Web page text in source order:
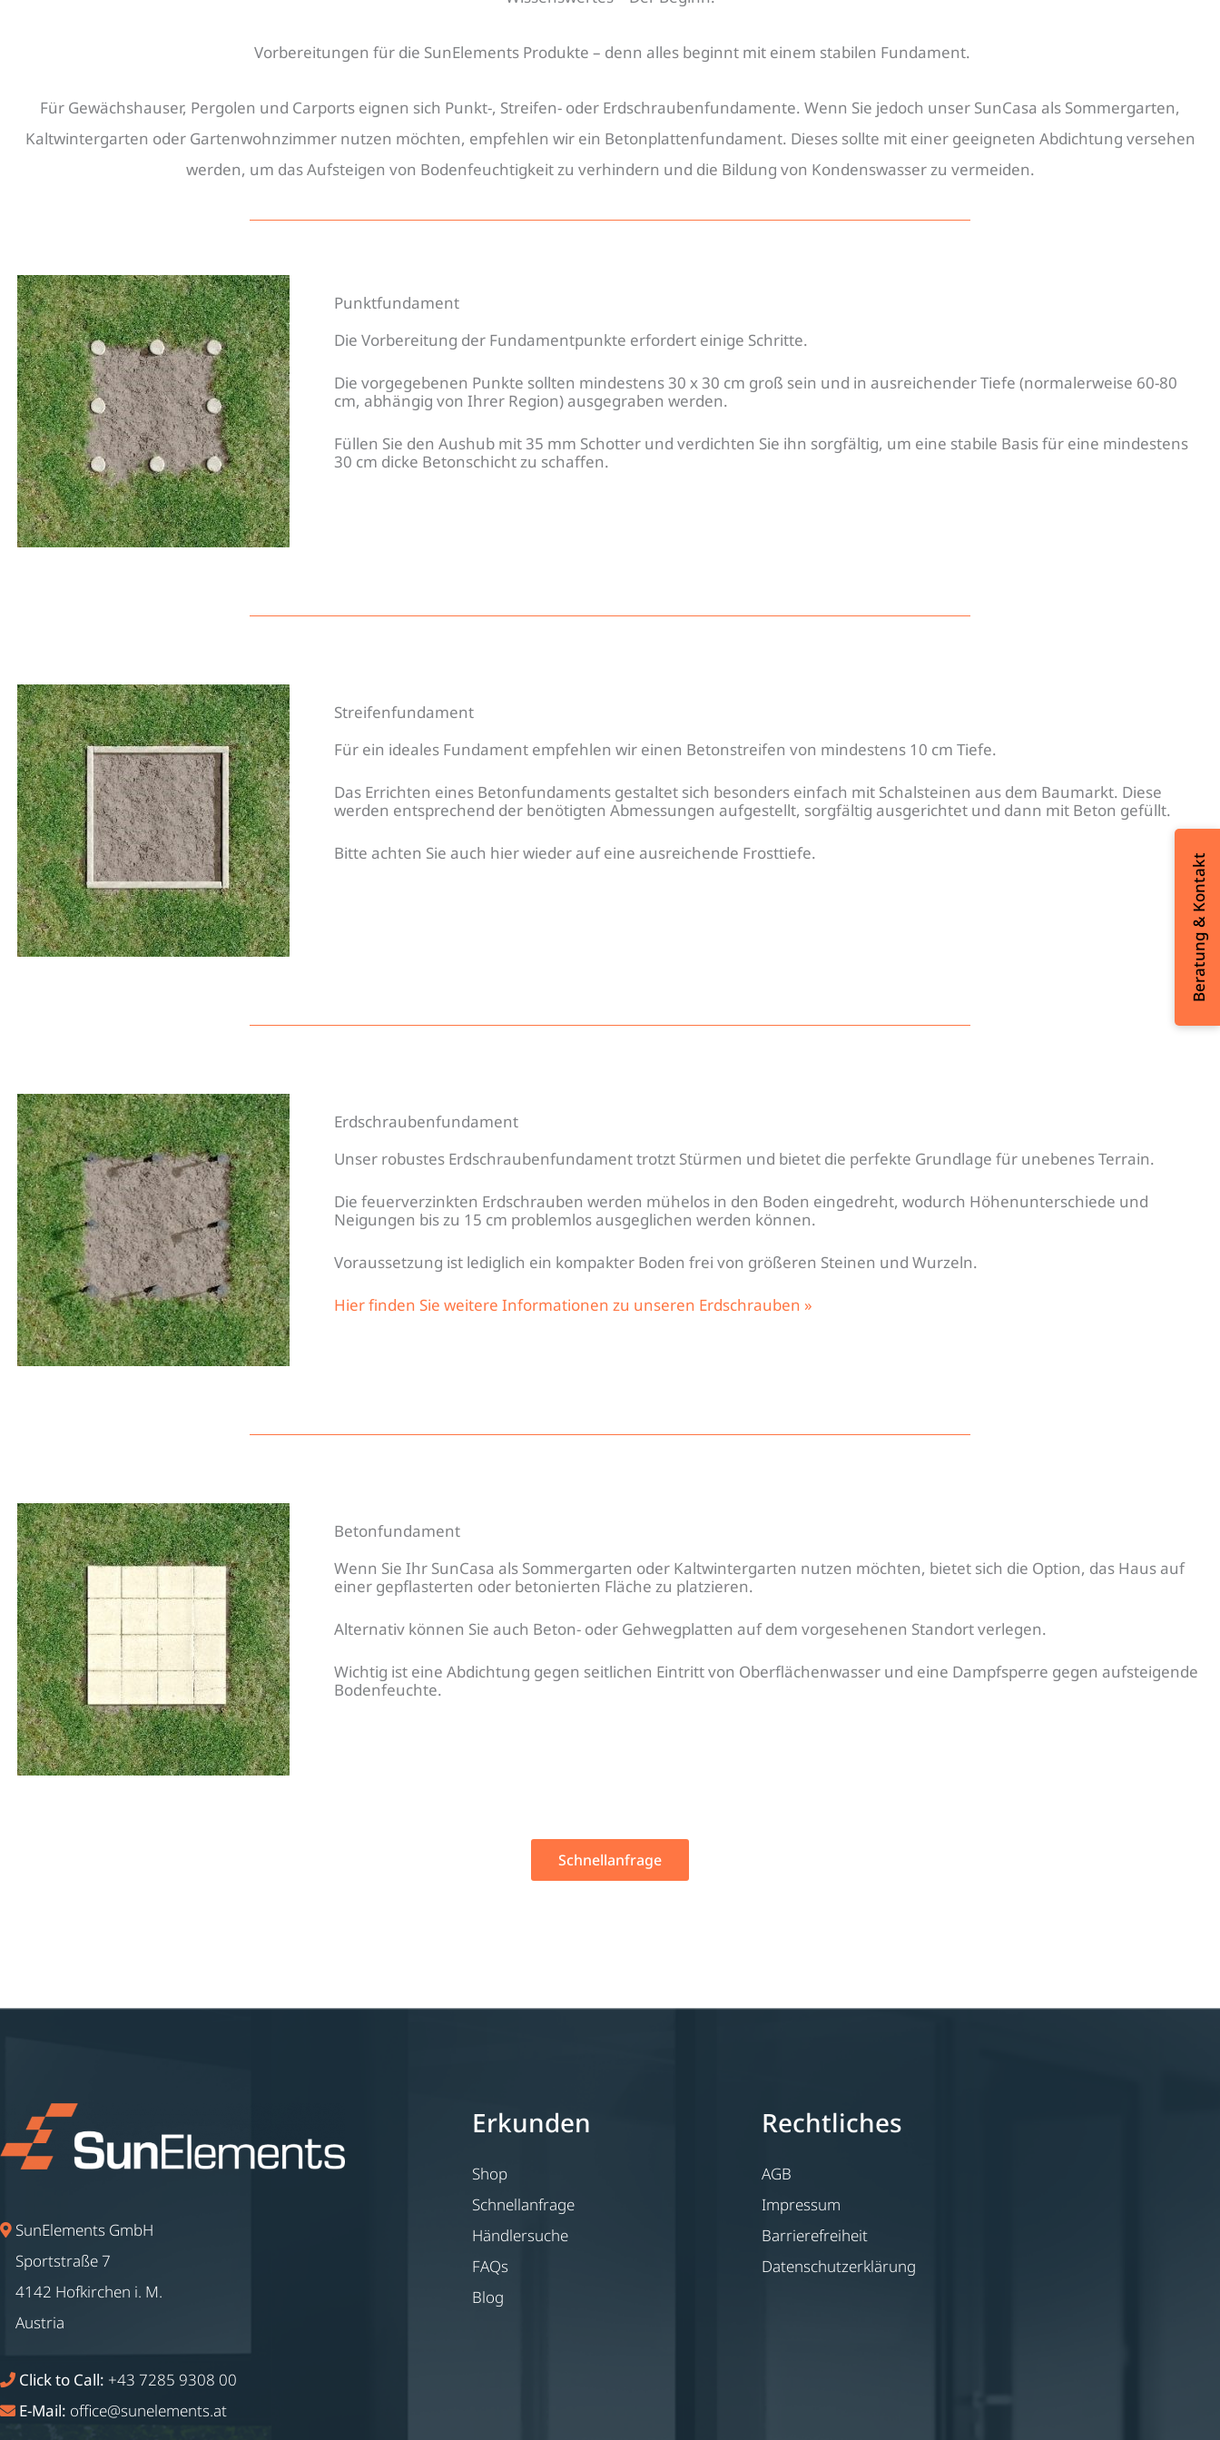
Fundamente
Vorbereitungen für die SunElements Produkte – denn alles beginnt mit einem stabilen Fundament.
Für Gewächshauser, Pergolen und Carports eignen sich Punkt-, Streifen- oder Erdschraubenfundamente. Wenn Sie jedoch unser SunCasa als Sommergarten,
Kaltwintergarten oder Gartenwohnzimmer nutzen möchten, empfehlen wir ein Betonplattenfundament. Dieses sollte mit einer geeigneten Abdichtung versehen
werden, um das Aufsteigen von Bodenfeuchtigkeit zu verhindern und die Bildung von Kondenswasser zu vermeiden.
Punktfundament
Die Vorbereitung der Fundamentpunkte erfordert einige Schritte.
Die vorgegebenen Punkte sollten mindestens 30 x 30 cm groß sein und in ausreichender Tiefe (normalerweise 60-80
cm, abhängig von Ihrer Region) ausgegraben werden.
Füllen Sie den Aushub mit 35 mm Schotter und verdichten Sie ihn sorgfältig, um eine stabile Basis für eine mindestens
30 cm dicke Betonschicht zu schaffen.
Streifenfundament
Für ein ideales Fundament empfehlen wir einen Betonstreifen von mindestens 10 cm Tiefe.
Das Errichten eines Betonfundaments gestaltet sich besonders einfach mit Schalsteinen aus dem Baumarkt. Diese
werden entsprechend der benötigten Abmessungen aufgestellt, sorgfältig ausgerichtet und dann mit Beton gefüllt.
Bitte achten Sie auch hier wieder auf eine ausreichende Frosttiefe.
Erdschraubenfundament
Unser robustes Erdschraubenfundament trotzt Stürmen und bietet die perfekte Grundlage für unebenes Terrain.
Die feuerverzinkten Erdschrauben werden mühelos in den Boden eingedreht, wodurch Höhenunterschiede und
Neigungen bis zu 15 cm problemlos ausgeglichen werden können.
Voraussetzung ist lediglich ein kompakter Boden frei von größeren Steinen und Wurzeln.
Hier finden Sie weitere Informationen zu unseren Erdschrauben »
Betonfundament
Wenn Sie Ihr SunCasa als Sommergarten oder Kaltwintergarten nutzen möchten, bietet sich die Option, das Haus auf
einer gepflasterten oder betonierten Fläche zu platzieren.
Alternativ können Sie auch Beton- oder Gehwegplatten auf dem vorgesehenen Standort verlegen.
Wichtig ist eine Abdichtung gegen seitlichen Eintritt von Oberflächenwasser und eine Dampfsperre gegen aufsteigende
Bodenfeuchte.
Schnellanfrage
SunElements GmbH
Sportstraße 7
4142 Hofkirchen i. M.
Austria
Click to Call: +43 7285 9308 00
E-Mail: office@sunelements.at
Erkunden
Shop
Schnellanfrage
Händlersuche
FAQs
Blog
Rechtliches
AGB
Impressum
Barrierefreiheit
Datenschutzerklärung
Beratung & Kontakt